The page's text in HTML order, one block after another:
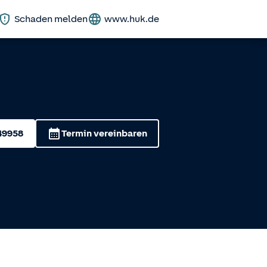
Schaden melden www.huk.de
Termin vereinbaren